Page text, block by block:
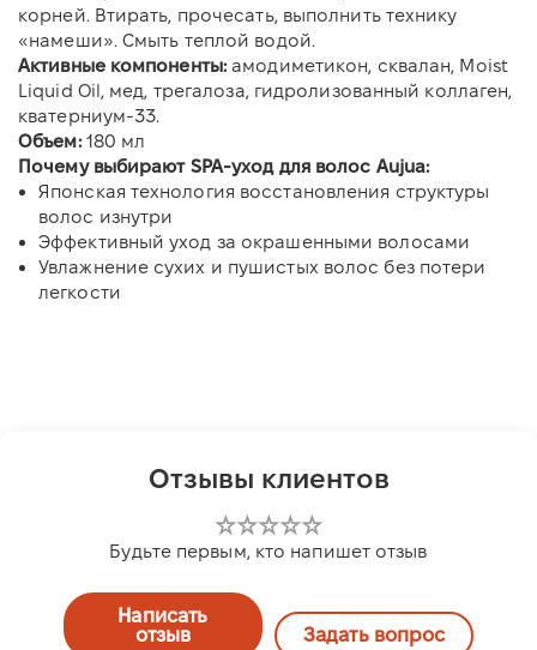
корней. Втирать, прочесать, выполнить технику
«намеши». Смыть теплой водой.
Активные компоненты:амодиметикон, сквалан, Moist
Liquid Oil, мед, трегалоза, гидролизованный коллаген,
кватерниум-33.
Объем:180 мл
Почему выбирают SPA-уход для волос Aujua:
Японская технология восстановления структуры
волос изнутри
Эффективный уход за окрашенными волосами
Увлажнение сухих и пушистых волос без потери
легкости
Отзывы клиентов
Будьте первым, кто напишет отзыв
Написать
отзыв
Задать вопрос